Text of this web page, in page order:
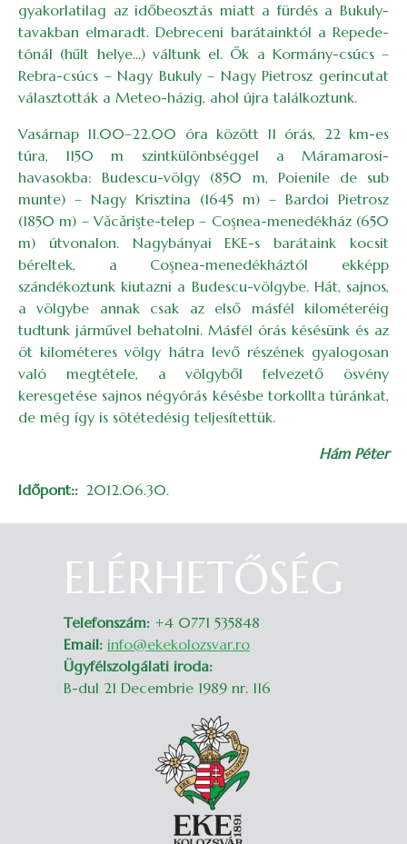
gyakorlatilag az időbeosztás miatt a fürdés a Bukuly-
tavakban elmaradt. Debreceni barátainktól a Repede-
tónál (hűlt helye...) váltunk el. Ők a Kormány-csúcs –
Rebra-csúcs – Nagy Bukuly – Nagy Pietrosz gerincutat
választották a Meteo-házig, ahol újra találkoztunk.
Vasárnap 11.00–22.00 óra között 11 órás, 22 km-es
túra, 1150 m szintkülönbséggel a Máramarosi-
havasokba: Bu­des­cu-völgy (850 m, Poienile de sub
munte) – Nagy Krisztina (1645 m) – Bardoi Pietrosz
(1850 m) – Văcărişte-telep – Coşnea-menedékház (650
m) útvonalon. Nagybányai EKE-s barátaink kocsit
béreltek, a Coşnea-menedékháztól ekképp
szándékoztunk kiutazni a Budescu-völgybe. Hát, sajnos,
a völgybe annak csak az első másfél kilométeréig
tudtunk járművel behatolni. Másfél órás késésünk és az
öt kilométeres völgy hátra levő részének gyalogosan
való megtétele, a völgyből felvezető ösvény
keresgetése sajnos négyórás késésbe torkollta túránkat,
de még így is sötétedésig teljesítettük.
Hám Péter
Időpont:
2012.06.30.
ELÉRHETŐSÉG
Telefonszám: +4 0771 535848
Email: info@ekekolozsvar.ro
Ügyfélszolgálati iroda:
B-dul 21 Decembrie 1989 nr. 116